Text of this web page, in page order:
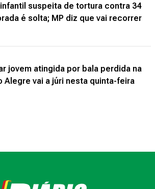
suspeita de tortura contra 34
é solta; MP diz que vai recorrer
jovem atingida por bala perdida na
Alegre vai a júri nesta quinta-feira